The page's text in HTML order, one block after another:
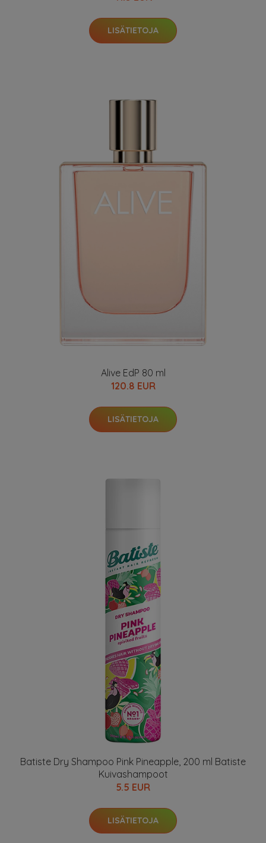
LISÄTIETOJA
Alive EdP 80 ml
120.8 EUR
LISÄTIETOJA
Batiste Dry Shampoo Pink Pineapple, 200 ml Batiste
Kuivashampoot
5.5 EUR
LISÄTIETOJA